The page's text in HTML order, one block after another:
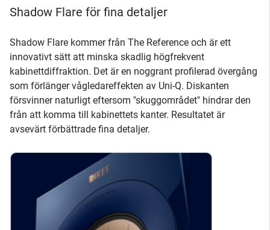
Shadow Flare för fina detaljer
Shadow Flare kommer från The Reference och är ett
innovativt sätt att minska skadlig högfrekvent
kabinettdiffraktion. Det är en noggrant profilerad övergång
som förlänger vågledareffekten av Uni-Q. Diskanten
försvinner naturligt eftersom "skuggområdet" hindrar den
från att komma till kabinettets kanter. Resultatet är
avsevärt förbättrade fina detaljer.